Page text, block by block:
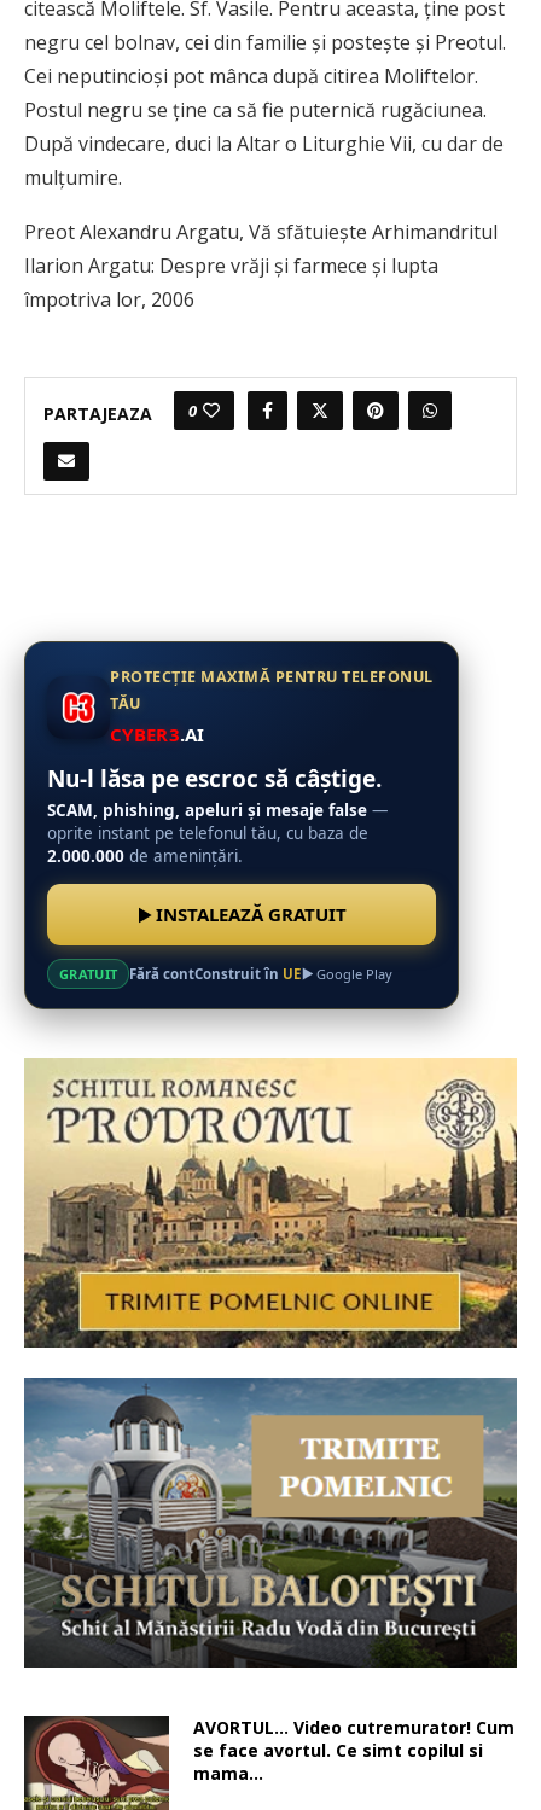
citească Moliftele. Sf. Vasile. Pentru aceasta, ţine post
negru cel bolnav, cei din familie şi posteşte şi Preotul.
Cei neputincioşi pot mânca după citirea Moliftelor.
Postul negru se ţine ca să fie puternică rugăciunea.
După vindecare, duci la Altar o Liturghie Vii, cu dar de
mulţumire.
Preot Alexandru Argatu, Vă sfătuiește Arhimandritul
Ilarion Argatu: Despre vrăji și farmece și lupta
împotriva lor, 2006
PARTAJEAZA 0
PROTECȚIE MAXIMĂ PENTRU TELEFONUL
TĂU
CYBER3.AI
Nu-l lăsa pe escroc să câștige.
SCAM, phishing, apeluri și mesaje false —
oprite instant pe telefonul tău, cu baza de
2.000.000 de amenințări.
INSTALEAZĂ GRATUIT
GRATUIT Fără contConstruit în UE Google Play
AVORTUL… Video cutremurator! Cum
se face avortul. Ce simt copilul si
mama…